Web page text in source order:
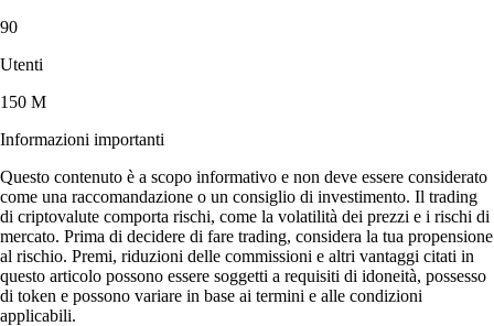
90
Utenti
150 M
Informazioni importanti
Questo contenuto è a scopo informativo e non deve essere considerato
come una raccomandazione o un consiglio di investimento. Il trading
di criptovalute comporta rischi, come la volatilità dei prezzi e i rischi di
mercato. Prima di decidere di fare trading, considera la tua propensione
al rischio. Premi, riduzioni delle commissioni e altri vantaggi citati in
questo articolo possono essere soggetti a requisiti di idoneità, possesso
di token e possono variare in base ai termini e alle condizioni
applicabili.